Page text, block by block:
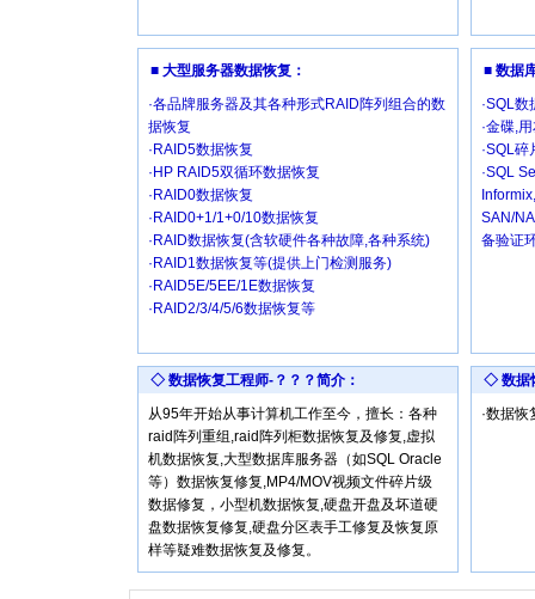
■ 大型服务器数据恢复：
·各品牌服务器及其各种形式RAID阵列组合的数
据恢复
·RAID5数据恢复
·HP RAID5双循环数据恢复
·RAID0数据恢复
·RAID0+1/1+0/10数据恢复
·RAID数据恢复(含软硬件各种故障,各种系统)
·RAID1数据恢复等(提供上门检测服务)
·RAID5E/5EE/1E数据恢复
·RAID2/3/4/5/6数据恢复等
■ 数据
·SQL
·金碟,
·SQL
·SQL
SAN/
备验证
◇ 数据恢复工程师-？？？简介：
从95年开始从事计算机工作至今，擅长：各种
raid阵列重组,raid阵列柜数据恢复及修复,虚拟
机数据恢复,大型数据库服务器（如SQL Oracle
等）数据恢复修复,MP4/MOV视频文件碎片级
数据修复，小型机数据恢复,硬盘开盘及坏道硬
盘数据恢复修复,硬盘分区表手工修复及恢复原
样等疑难数据恢复及修复。
◇ 数据
·数据